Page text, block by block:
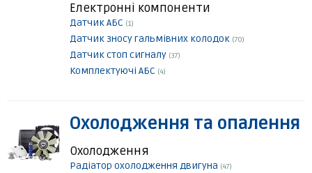
Електронні компоненти
Датчик АБС (1)
Датчик зносу гальмівних колодок (70)
Датчик стоп сигналу (37)
Комплектуючі АБС (4)
Охолодження та опалення
Охолодження
Радіатор охолодження двигуна (47)